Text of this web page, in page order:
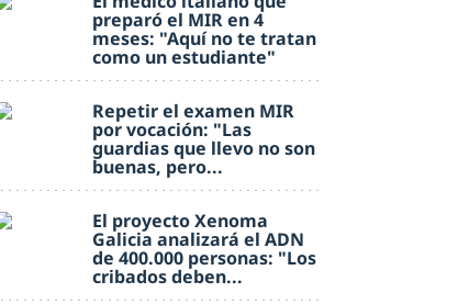
preparó el MIR en 4
meses: "Aquí no te tratan
como un estudiante"
Repetir el examen MIR
por vocación: "Las
guardias que llevo no son
buenas, pero...
El proyecto Xenoma
Galicia analizará el ADN
de 400.000 personas: "Los
cribados deben...